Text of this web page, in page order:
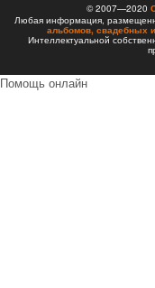
© 2007—2020
Любая информация,
альбомов, свадебных
Интеллектуальной
Помощь онлайн